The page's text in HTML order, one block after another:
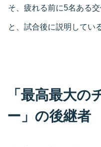
そ、疲れる前に5名ある
と、試合後に説明してい
「最高最大の
ー」の後継者